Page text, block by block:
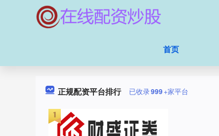
首页
正规配资平台排行 已收录999+家平台